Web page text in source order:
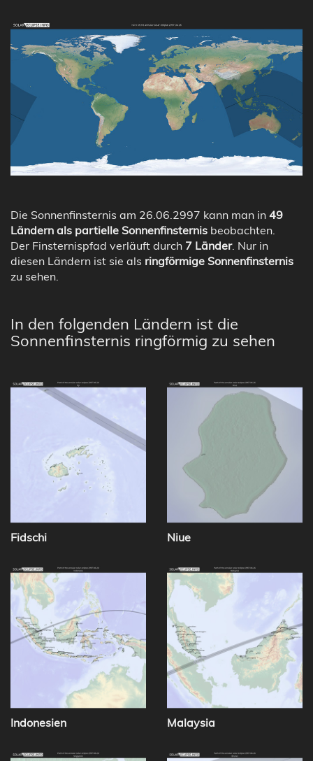
Die Sonnenfinsternis am 26.06.2997 kann man in 49
Ländern als partielle Sonnenfinsternis beobachten.
Der Finsternispfad verläuft durch 7 Länder. Nur in
diesen Ländern ist sie als ringförmige Sonnenfinsternis
zu sehen.
In den folgenden Ländern ist die
Sonnenfinsternis ringförmig zu sehen
Fidschi Niue
Indonesien Malaysia